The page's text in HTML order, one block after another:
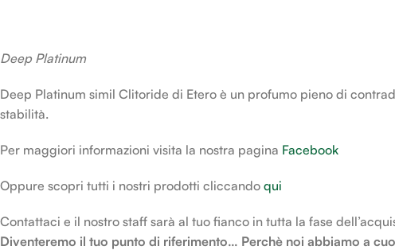
Deep Platinum
Deep Platinum simil Clitoride di Etero è un profumo pieno di
stabilità.
Per maggiori informazioni visita la nostra pagina Facebook
Oppure scopri tutti i nostri prodotti cliccando qui
Contattaci e il nostro staff sarà al tuo fianco in tutta la fase
Diventeremo il tuo punto di riferimento… Perchè noi abbiamo a